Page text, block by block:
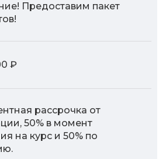
Предоставим пакет
₽
рассрочка от
50% в момент
на курс и 50% по